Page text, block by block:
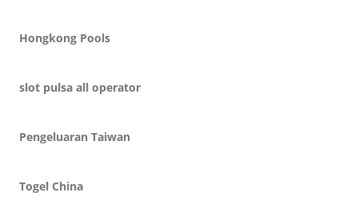
Hongkong Pools
slot pulsa all operator
Pengeluaran Taiwan
Togel China